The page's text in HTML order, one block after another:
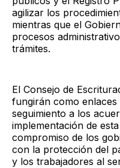
agilizar los
mientras que el
procesos
trámites.
El Consejo de
fungirán como
seguimiento a los
implementación de
compromiso de los
con la protección del
y los trabajadores al